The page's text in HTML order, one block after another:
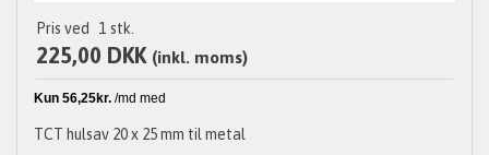
Pris ved 1 stk.
225,00 DKK (inkl. moms)
TCT hulsav 20 x 25 mm til metal